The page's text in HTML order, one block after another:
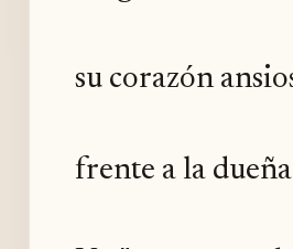
su corazón
frente a la